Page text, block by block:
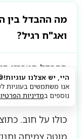
מה ההבדל בין
ואג"ח רגיל?
ההבדל המרכזי
שבמסלול אשראי
כולו על חוב.
מוטה צמיחה
היי, יש אצלנו
אנו משתמשים בעוגיות
נוספים במדיניות